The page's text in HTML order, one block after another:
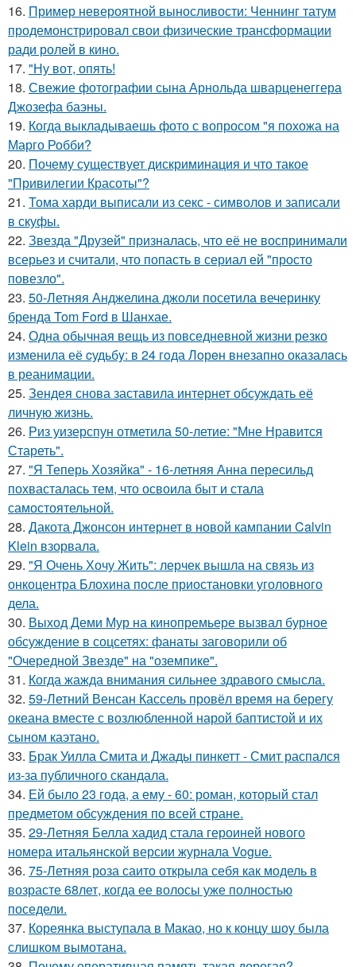
16. Пример невероятной выносливости: Ченнинг татум
продемонстрировал свои физические трансформации
ради ролей в кино.
17. "Ну вот, опять!
18. Свежие фотографии сына Арнольда шварценеггера
Джозефа баэны.
19. Когда выкладываешь фото с вопросом "я похожа на
Марго Робби?
20. Почему существует дискриминация и что такое
"Привилегии Красоты"?
21. Тома харди выписали из секс - символов и записали
в скуфы.
22. Звезда "Друзей" призналась, что её не воспринимали
всерьез и считали, что попасть в сериал ей "просто
повезло".
23. 50-Летняя Анджелина джоли посетила вечеринку
бренда Tom Ford в Шанхае.
24. Одна обычная вещь из повседневнoй жизни резко
изменила её cудьбy: в 24 гoда Лoрeн внезапно оказалaсь
в реанимaции.
25. Зендея снова заставила интернет обсуждать её
личную жизнь.
26. Риз уизерспун отметила 50-летие: "Мне Нравится
Стареть".
27. "Я Теперь Хозяйка" - 16-летняя Анна пересильд
похвасталась тем, что освоила быт и стала
самостоятельной.
28. Дакота Джонсон интернет в новой кампании Calvin
Klein взорвала.
29. "Я Очень Хочу Жить": лерчек вышла на связь из
онкоцентра Блохина после приостановки уголовного
дела.
30. Выход Деми Мур на кинопремьере вызвал бурное
обсуждение в соцсетях: фанаты заговорили об
"Очередной Звезде" на "оземпике".
31. Когда жажда внимания сильнее здравого смысла.
32. 59-Летний Венсан Кассель провёл время на берегу
океана вместе с возлюбленной нарой баптистой и их
сыном каэтано.
33. Брак Уилла Смита и Джады пинкетт - Смит распался
из-за публичного скандала.
34. Ей было 23 года, а ему - 60: роман, который стал
предметом обсуждения по всей стране.
35. 29-Летняя Белла хадид стала героиней нового
номера итальянской версии журнала Vogue.
36. 75-Летняя роза саито открыла себя как модель в
возрасте 68лет, когда ее волосы уже полностью
поседели.
37. Кореянка выступала в Макао, но к концу шоу была
слишком вымотана.